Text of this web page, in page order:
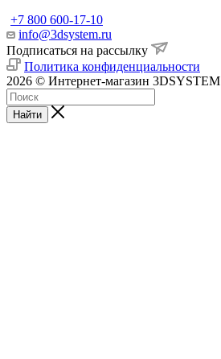
+7 800 600-17-10
info@3dsystem.ru
Подписаться на рассылку
Политика конфиденциальности
2026 © Интернет-магазин 3DSYSTEM
Найти